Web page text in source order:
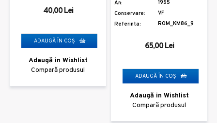
40,00 Lei
ADAUGĂ ÎN COŞ
Adaugă in Wishlist
Compară produsul
An:
1955
Conservare:
VF
Referinta:
ROM_KM86_9
65,00 Lei
ADAUGĂ ÎN COŞ
Adaugă in Wishlist
Compară produsul